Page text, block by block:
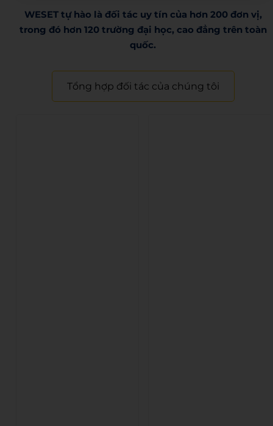
WESET tự hào là đối tác uy tín của hơn 200 đơn vị,
trong đó hơn 120 trường đại học, cao đẳng trên toàn
quốc.​
Tổng hợp đối tác của chúng tôi